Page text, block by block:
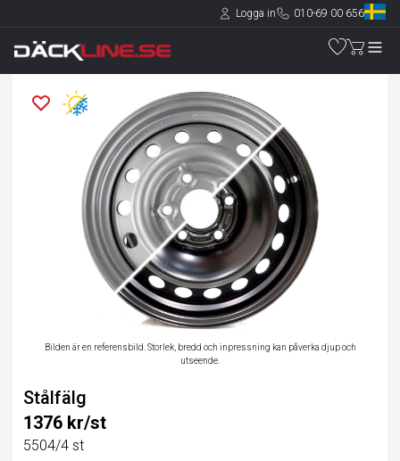
Logga in 010-69 00 656
Bilden är en referensbild. Storlek, bredd och inpressning kan påverka djup och
utseende.
Stålfälg
1376 kr/st
5504/4 st